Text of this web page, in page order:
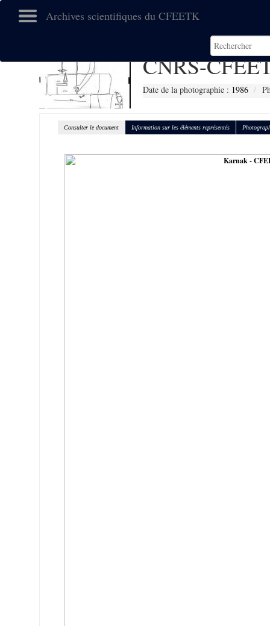
Archives scientifiques du CFEETK
CNRS-
Date de la photographie : 1986
Consulter le document Information sur les éléments représentés